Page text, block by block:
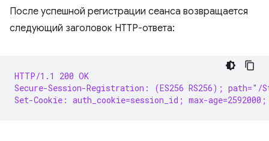
После успешной регистрации сеанса возвращается
следующий заголовок HTTP-ответа:
HTTP/1.1 200 OK
Secure-Session-Registration: (ES256 RS256); path="/
Set-Cookie: auth_cookie=session_id; max-